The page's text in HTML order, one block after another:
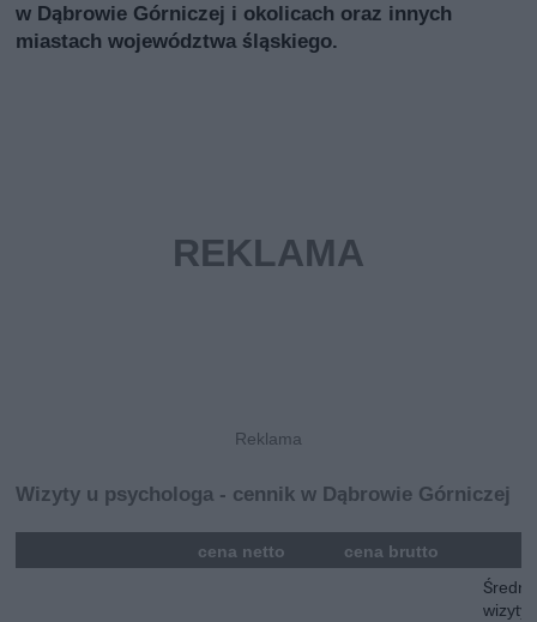
w Dąbrowie Górniczej i okolicach oraz innych
miastach województwa śląskiego.
Wizyty u psychologa - cennik w Dąbrowie Górniczej
cena netto cena brutto
Średni
wizyty